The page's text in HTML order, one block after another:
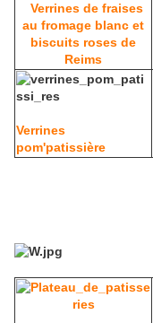
Verrines de fraises
au fromage blanc et
biscuits roses de
Reims
Verrines
pom'patissière